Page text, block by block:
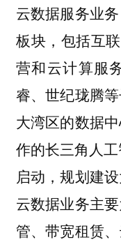
云数据服务业
板块，包括互
营和云计算服
睿、世纪珑腾
大湾区的数据
作的长三角人
启动，规划建
云数据业务主
管、带宽租赁